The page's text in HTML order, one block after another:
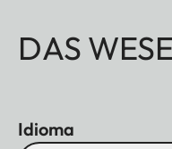
DAS
Idioma